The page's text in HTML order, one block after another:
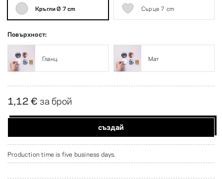
Кръгли Ø 7 cm Сърце 7 cm
Повърхност:
Гланц Мат
1,12 € за брой
създай
Production time is five business days.